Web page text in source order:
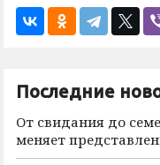
Последние
От свидания до
меняет